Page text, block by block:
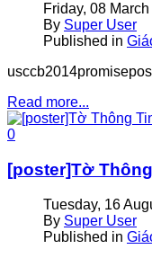
Friday, 08
By Super User
Published in
Read more...
0
[poster]Tờ
Tuesday, 16
By Super User
Published in